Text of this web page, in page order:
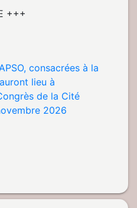
+++
consacrées à la
lieu à
de la Cité
2026